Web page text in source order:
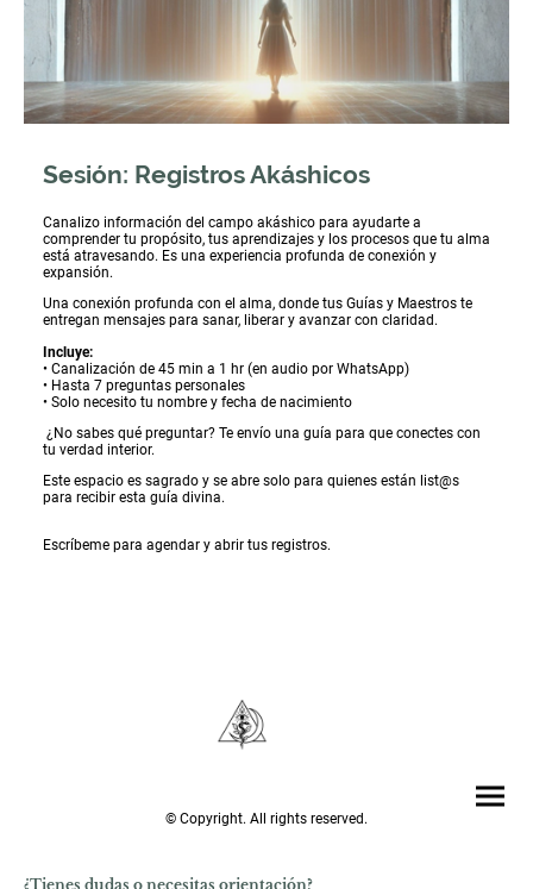
Sesión: Registros Akáshicos
Canalizo información del campo akáshico para ayudarte a
comprender tu propósito, tus aprendizajes y los procesos que tu alma
está atravesando. Es una experiencia profunda de conexión y
expansión.
Una conexión profunda con el alma, donde tus Guías y Maestros te
entregan mensajes para sanar, liberar y avanzar con claridad.
Incluye:
• Canalización de 45 min a 1 hr (en audio por WhatsApp)
• Hasta 7 preguntas personales
• Solo necesito tu nombre y fecha de nacimiento
¿No sabes qué preguntar? Te envío una guía para que conectes con
tu verdad interior.
Este espacio es sagrado y se abre solo para quienes están list@s
para recibir esta guía divina.
Escríbeme para agendar y abrir tus registros.
© Copyright. All rights reserved.
¿Tienes dudas o necesitas orientación?